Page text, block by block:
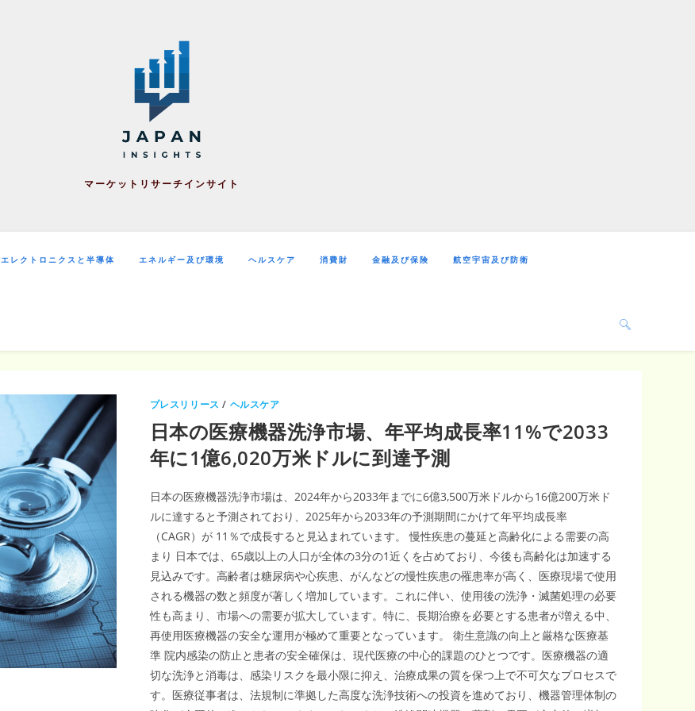
マーケットリサーチインサイト
エレクトロニクスと半導体 エネルギー及び環境 ヘルスケア 消費財 金融及び保険 航空宇宙及び防衛
プレスリリース / ヘルスケア
日本の医療機器洗浄市場、年平均成長率11%で2033
年に1億6,020万米ドルに到達予測
日本の医療機器洗浄市場は、2024年から2033年までに6億3,500万米ドルから16億200万米ド
ルに達すると予測されており、2025年から2033年の予測期間にかけて年平均成長率
（CAGR）が 11％で成長すると見込まれています。 慢性疾患の蔓延と高齢化による需要の高
まり 日本では、65歳以上の人口が全体の3分の1近くを占めており、今後も高齢化は加速する
見込みです。高齢者は糖尿病や心疾患、がんなどの慢性疾患の罹患率が高く、医療現場で使用
される機器の数と頻度が著しく増加しています。これに伴い、使用後の洗浄・滅菌処理の必要
性も高まり、市場への需要が拡大しています。特に、長期治療を必要とする患者が増える中、
再使用医療機器の安全な運用が極めて重要となっています。 衛生意識の向上と厳格な医療基
準 院内感染の防止と患者の安全確保は、現代医療の中心的課題のひとつです。医療機器の適
切な洗浄と消毒は、感染リスクを最小限に抑え、治療成果の質を保つ上で不可欠なプロセスで
す。医療従事者は、法規制に準拠した高度な洗浄技術への投資を進めており、機器管理体制の